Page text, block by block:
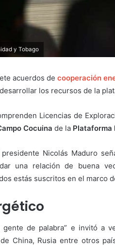
y Tobago
acuerdos de cooperación
los recursos de la
Licencias de
Cocuina de la Plataforma
Nicolás Maduro
una relación de buena
estás suscritos en el marco
gente de palabra” e invitó a
China, Rusia entre otros